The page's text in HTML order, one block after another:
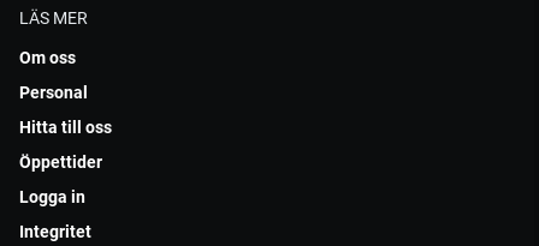
LÄS MER
Om oss
Personal
Hitta till oss
Öppettider
Logga in
Integritet